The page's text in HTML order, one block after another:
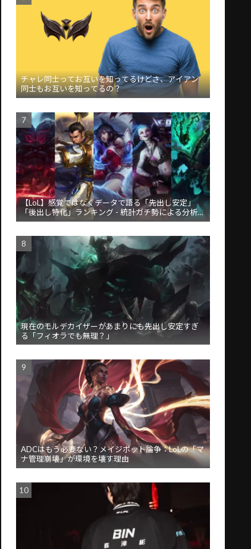
チャレ同士ってお互いを知ってるけどさ、アイアン
同士もお互いを知ってるの？
【LoL】感覚ではなくデータで語る「先出し安定」
「後出し特化」ランキング - 統計ガチ勢による分析が
話題
現在のモルデカイザーがあまりにも先出し安定すぎ
る「フィオラでも無理？」
ADCはもう必要ない？メイジボット論争：LoLの「マ
ナ管理崩壊」が環境を壊す理由